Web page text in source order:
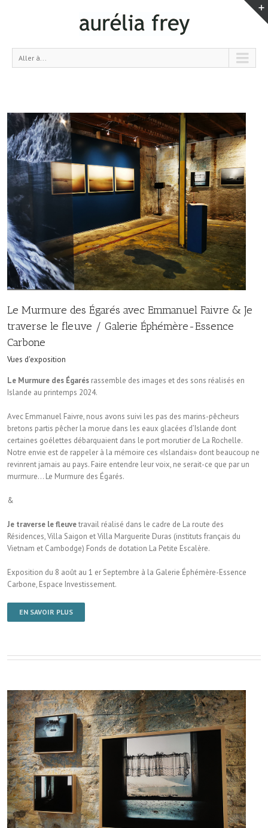
Aller à...
Le Murmure des Égarés avec Emmanuel Faivre & Je
traverse le fleuve / Galerie Éphémère-Essence
Carbone
Vues d'exposition
Le Murmure des Égarés rassemble des images et des sons réalisés en
Islande au printemps 2024.
Avec Emmanuel Faivre, nous avons suivi les pas des marins-pêcheurs
bretons partis pêcher la morue dans les eaux glacées d’Islande dont
certaines goélettes débarquaient dans le port morutier de La Rochelle.
Notre envie est de rappeler à la mémoire ces «Islandais» dont beaucoup ne
revinrent jamais au pays. Faire entendre leur voix, ne serait-ce que par un
murmure… Le Murmure des Égarés.
&
Je traverse le fleuvetravail réalisé dans le cadre de La route des
Résidences, Villa Saigon et Villa Marguerite Duras (instituts français du
Vietnam et Cambodge) Fonds de dotation La Petite Escalère.
Exposition du 8 août au 1 er Septembre à la Galerie Éphémère-Essence
Carbone, Espace Investissement.
EN SAVOIR PLUS